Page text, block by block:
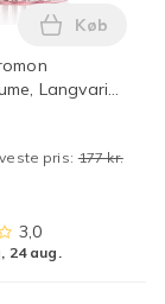
de Toilette til
Langvarig
pris: 177 kr.
Læg
Køb
3,0
24 aug.